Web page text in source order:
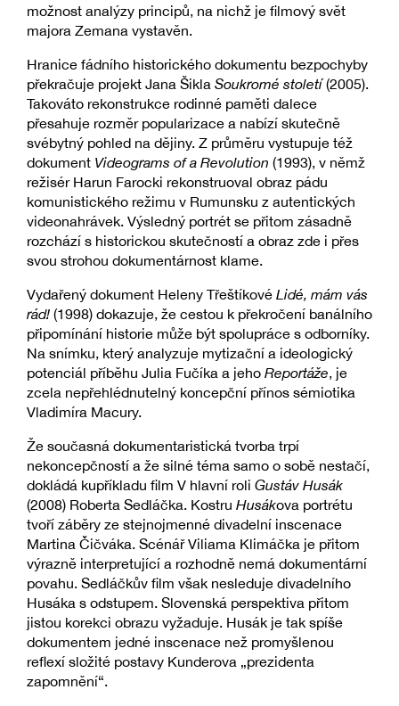
možnost analýzy principů, na nichž je filmový svět
majora Zemana vystavěn.
Hranice fádního historického dokumentu bezpochyby
překračuje projekt Jana Šikla Soukromé století(2005).
Takováto rekonstrukce rodinné paměti dalece
přesahuje rozměr popularizace a nabízí skutečně
svébytný pohled na dějiny. Z průměru vystupuje též
dokument Videograms of a Revolution (1993), v němž
režisér Harun Farocki rekonstruoval obraz pádu
komunistického režimu v Rumunsku z autentických
videonahrávek. Výsledný portrét se přitom zásadně
rozchází s historickou skutečností a obraz zde i přes
svou strohou dokumentárnost klame.
Vydařený dokument Heleny Třeštíkové Lidé, mám vás
rád! (1998) dokazuje, že cestou k překročení banálního
připomínání historie může být spolupráce s odborníky.
Na snímku, který analyzuje mytizační a ideologický
potenciál příběhu Julia Fučíka a jeho Reportáže, je
zcela nepřehlédnutelný koncepční přínos sémiotika
Vladimíra Macury.
Že současná dokumentaristická tvorba trpí
nekoncepčností a že silné téma samo o sobě nestačí,
dokládá kupříkladu film V hlavní roli Gustáv Husák
(2008) Roberta Sedláčka. Kostru Husákova portrétu
tvoří záběry ze stejnojmenné divadelní inscenace
Martina Čičváka. Scénář Viliama Klimáčka je přitom
výrazně interpretující a rozhodně nemá dokumentární
povahu. Sedláčkův film však nesleduje divadelního
Husáka s odstupem. Slovenská perspektiva přitom
jistou korekci obrazu vyžaduje. Husák je tak spíše
dokumentem jedné inscenace než promyšlenou
reflexí složité postavy Kunderova „prezidenta
zapomnění“.